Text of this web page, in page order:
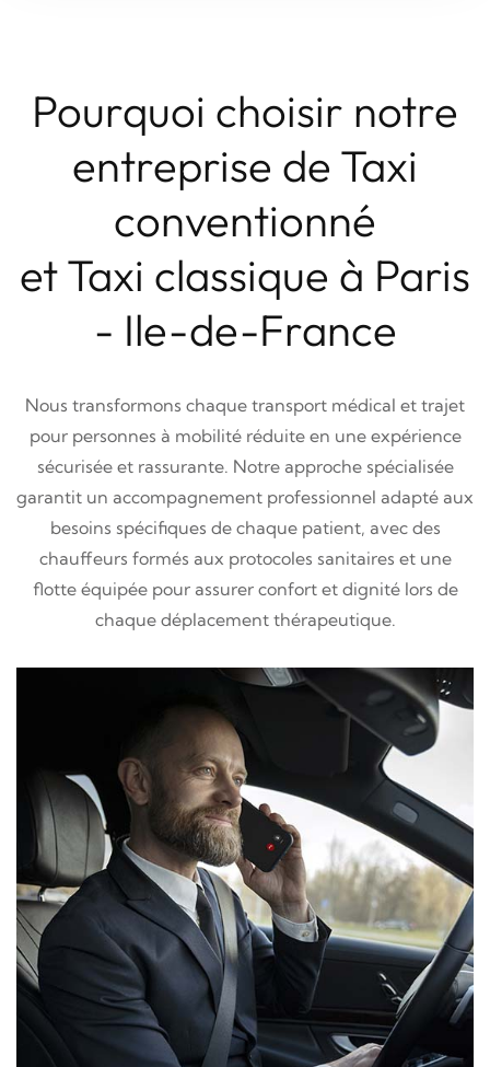
Pourquoi choisir notre
entreprise de Taxi
conventionné
et Taxi classique à Paris
- Ile-de-France
Nous transformons chaque transport médical et trajet
pour personnes à mobilité réduite en une expérience
sécurisée et rassurante. Notre approche spécialisée
garantit un accompagnement professionnel adapté aux
besoins spécifiques de chaque patient, avec des
chauffeurs formés aux protocoles sanitaires et une
flotte équipée pour assurer confort et dignité lors de
chaque déplacement thérapeutique.